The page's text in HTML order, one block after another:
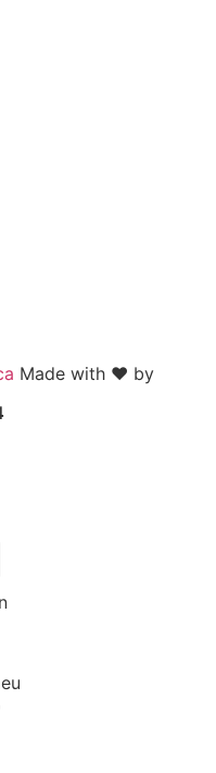
Made with ❤️ by